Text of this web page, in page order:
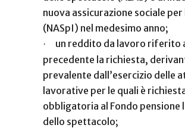
nuova assicurazione sociale
(NASpI) nel medesimo anno;
·
un reddito da lavoro riferito
precedente la richiesta,
prevalente dall’esercizio delle
lavorative per le quali è
obbligatoria al Fondo
dello spettacolo;